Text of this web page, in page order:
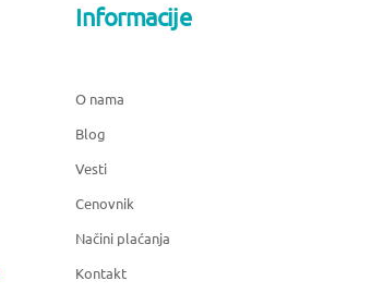
Informacije
O nama
Blog
Vesti
Cenovnik
Načini plaćanja
Kontakt